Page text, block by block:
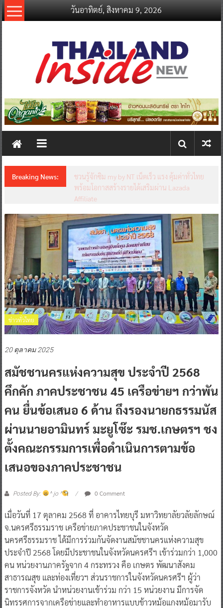
Skip
to
วันอาทิตย์, สิงหาคม 9, 2026
thailandinsidenew.com
Thailand
New
Breaking News:
ชวนรู้จักซิม my by NT เน็ตเร็ว แรง คุ้มค่าทั่วไทย
พร้อมโอกาสสร้างรายได้เสริมผ่าน Lazada
Affiliate
ข่าวทั่วไทย
20 ตุลาคม 2025
สมัชชานครแห่งความสุข ประจำปี 2568
คึกคัก ภาคประชาชน 45 เครือข่ายฯ กว่าพัน
คน ยื่นข้อเสนอ 6 ด้าน ถึงรองนายกธรรมนัส
ผ่านนายอามินทร์ มะยูโซ๊ะ รมช.เกษตรฯ ชง
ตั้งคณะกรรมการเพื่อดำเนินการตามข้อ
เสนอของภาคประชาชน
Posted By: ^ jo ^ 0 Comment
เมื่อวันที่ 17 ตุลาคม 2568 ที่ อาคารไทยบุรี มหาวิทยาลัยวลัยลักษณ์
จ.นครศรีธรรมราช เครือข่ายภาคประชาชนในจังหวัด
นครศรีธรรมราช ได้มีการร่วมกันจัดงานสมัชชานครแห่งความสุข
ประจำปี 2568 โดยมีประชาชนในจังหวัดนครศรีฯ เข้าร่วมกว่า 1,000
คน หน่วยงานภาครัฐจาก 4 กระทรวง คือ เกษตร พัฒนาสังคม
สาธารณสุข และท่องเที่ยวฯ ส่วนราชการในจังหวัดนครศรีฯ ผู้ว่า
ราชการจังหวัด นำหน่วยงานเข้าร่วม กว่า 15 หน่วยงาน มีการจัด
นิทรรศการจากเครือข่ายและทำอาหารแบบข้าวหม้อแกงหม้อมารับ